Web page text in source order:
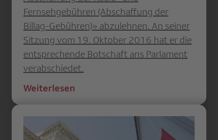
Fernsehgebühren (Abschaffung der
Billag-Gebühren)» abzulehnen. An seiner
Sitzung vom 19. Oktober 2016 hat er die
entsprechende Botschaft ans Parlament
verabschiedet.
Weiterlesen